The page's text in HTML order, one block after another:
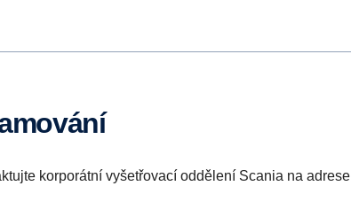
korporátní vyšetřovací oddělení Scania na adrese